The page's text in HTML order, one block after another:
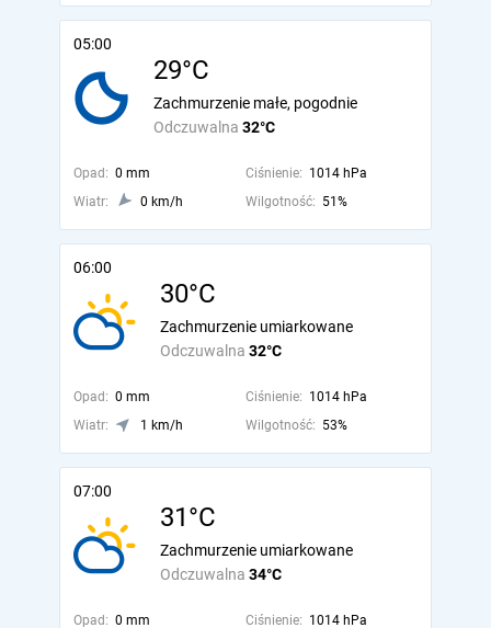
05:00
29°C
Odczuwalna 32°C
Zachmurzenie małe, pogodnie
Opad: 0 mm Ciśnienie: 1014 hPa
Wiatr:
0 km/h Wilgotność: 51%
06:00
30°C
Odczuwalna 32°C
Zachmurzenie umiarkowane
Opad: 0 mm Ciśnienie: 1014 hPa
Wiatr:
1 km/h Wilgotność: 53%
07:00
31°C
Odczuwalna 34°C
Zachmurzenie umiarkowane
Opad: 0 mm Ciśnienie: 1014 hPa